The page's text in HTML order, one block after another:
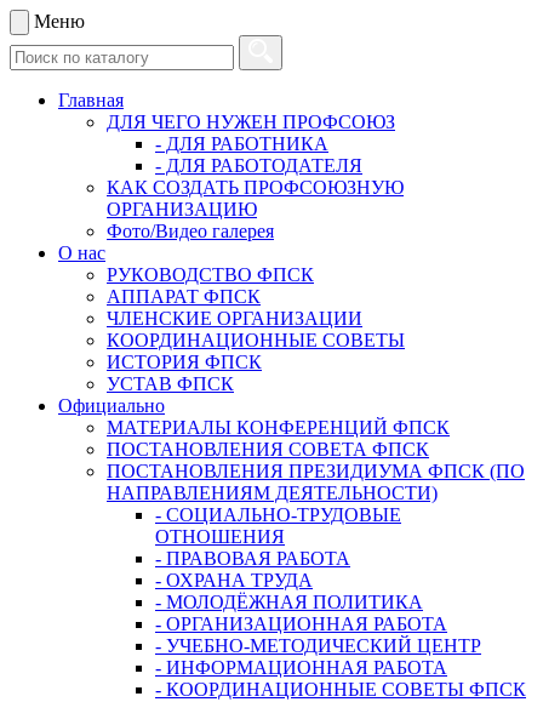
Меню
Главная
ДЛЯ ЧЕГО НУЖЕН ПРОФСОЮЗ
- ДЛЯ РАБОТНИКА
- ДЛЯ РАБОТОДАТЕЛЯ
КАК СОЗДАТЬ ПРОФСОЮЗНУЮ
ОРГАНИЗАЦИЮ
Фото/Видео галерея
О нас
РУКОВОДСТВО ФПСК
АППАРАТ ФПСК
ЧЛЕНСКИЕ ОРГАНИЗАЦИИ
КООРДИНАЦИОННЫЕ СОВЕТЫ
ИСТОРИЯ ФПСК
УСТАВ ФПСК
Официально
МАТЕРИАЛЫ КОНФЕРЕНЦИЙ ФПСК
ПОСТАНОВЛЕНИЯ СОВЕТА ФПСК
ПОСТАНОВЛЕНИЯ ПРЕЗИДИУМА ФПСК (ПО
НАПРАВЛЕНИЯМ ДЕЯТЕЛЬНОСТИ)
- СОЦИАЛЬНО-ТРУДОВЫЕ
ОТНОШЕНИЯ
- ПРАВОВАЯ РАБОТА
- ОХРАНА ТРУДА
- МОЛОДЁЖНАЯ ПОЛИТИКА
- ОРГАНИЗАЦИОННАЯ РАБОТА
- УЧЕБНО-МЕТОДИЧЕСКИЙ ЦЕНТР
- ИНФОРМАЦИОННАЯ РАБОТА
- КООРДИНАЦИОННЫЕ СОВЕТЫ ФПСК